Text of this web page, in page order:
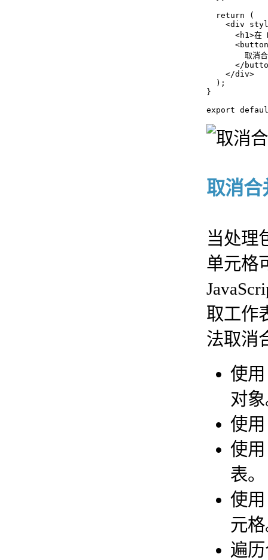
  return (
<div
<h1>在
取消
</
    </div>
  );
}
export
取消合
当处理
单元格
取工作
法取消
使
对
使
使
表。
使
元
遍